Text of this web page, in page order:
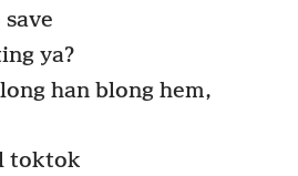
ya?
han blong hem,
toktok